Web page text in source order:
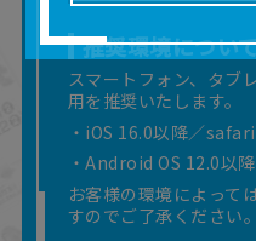
推奨環境につい
スマートフォン、タブ
用を推奨いたします。
・iOS 16.0以降／
・Android OS 12.0以
お客様の環境によって
すのでご了承ください。
■掲載している取扱説
た商品に同梱された
す。
■対象商品仕様の変更
内容は予告なく変更
■当社は、取扱説明書
ますが、取扱説明書
はありません。
■お客様のご利用環境
ご利用いただけない